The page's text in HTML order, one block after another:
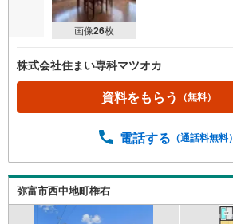
画像26枚
株式会社住まい専科マツオカ
資料をもらう （無料）
電話する （通話料無料）
弥富市西中地町権右